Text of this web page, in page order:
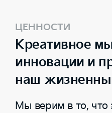
ЦЕННОСТИ
Креативное
инновации и
наш
Мы верим в то, что